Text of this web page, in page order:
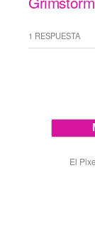
1 RESPUESTA
El